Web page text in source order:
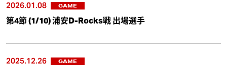
2026.01.08 GAME
第4節 (1/10) 浦安D-Rocks戦 出場選手
2025.12.26 GAME